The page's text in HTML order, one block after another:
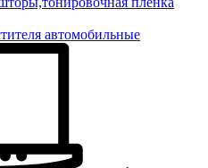
автомобильные